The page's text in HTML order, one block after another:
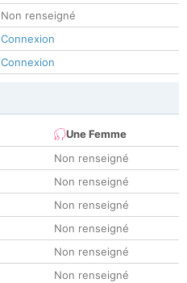
Non renseigné
Connexion
Connexion
Une Femme
Non renseigné
Non renseigné
Non renseigné
Non renseigné
Non renseigné
Non renseigné